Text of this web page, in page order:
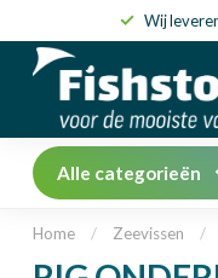
Wij
Alle categorieën
Home / Zeevissen /